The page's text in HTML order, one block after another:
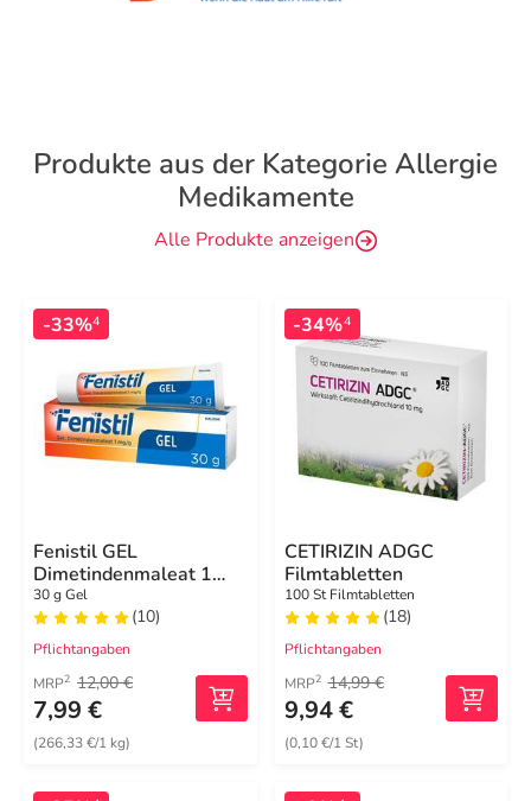
Produkte aus der Kategorie Allergie
Medikamente
Alle Produkte anzeigen
-33%4
Fenistil GEL
Dimetindenmaleat 1
mg/g, zur Linderung von
Juckreiz
30 g Gel
(10)
Pflichtangaben
MRP2 12,00 €
7,99 €
(266,33 €/1 kg)
-34%4
CETIRIZIN ADGC
Filmtabletten
100 St Filmtabletten
(18)
Pflichtangaben
MRP2 14,99 €
9,94 €
(0,10 €/1 St)